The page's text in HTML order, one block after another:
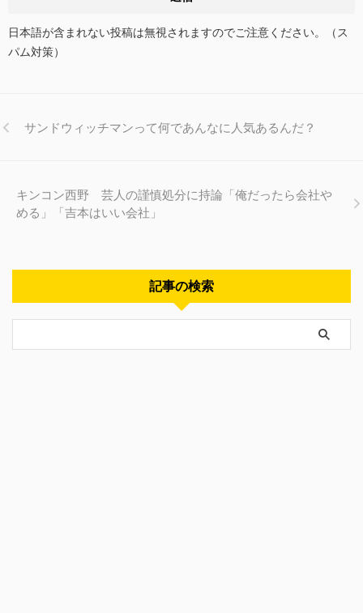
日本語が含まれない投稿は無視されますのでご注意ください。（ス
パム対策）
サンドウィッチマンって何であんなに人気あるんだ？
キンコン西野 芸人の謹慎処分に持論「俺だったら会社や
める」「吉本はいい会社」
記事の検索